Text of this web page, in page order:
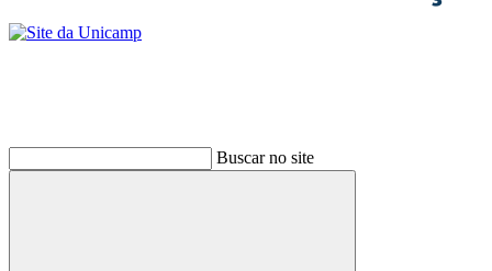
Buscar no site